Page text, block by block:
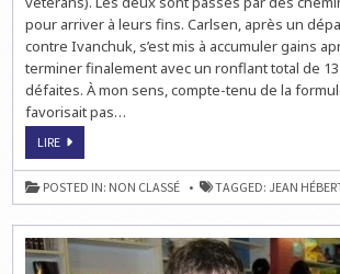
pour arriver à leurs fins. Carlsen, après un
contre Ivanchuk, s’est mis à accumuler gains
terminer finalement avec un ronflant total de
défaites. À mon sens, compte-tenu de la
favorisait pas…
LIREPROGRESSEZ
ÉCHECS
AVEC
JEAN
HÉBERT
POSTED IN: NON CLASSÉ TAGGED: JEAN